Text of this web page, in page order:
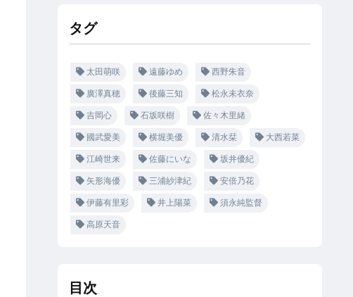
タグ
太田萌咲 遠藤ゆめ 西野朱音
廣澤真穂 後藤三知 松永未衣奈
吉岡心 石坂咲樹 佐々木里緒
國武愛美 横堀美優 清水栞 大西若菜
江崎世来 佐藤にいな 坂井優紀
矢形海優 三浦紗津紀 安倍乃花
伊藤有里彩 井上陽菜 須永純監督
高原天音
目次